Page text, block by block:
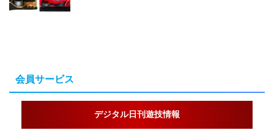
会員サービス
デジタル日刊遊技情報